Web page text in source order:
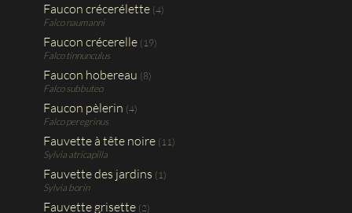
Faucon crécerélette (4)
Falco naumanni
Faucon crécerelle (19)
Falco tinnunculus
Faucon hobereau (8)
Falco subbuteo
Faucon pèlerin (4)
Falco peregrinus
Fauvette à tête noire (11)
Sylvia atricapilla
Fauvette des jardins (1)
Sylvia borin
Fauvette grisette (2)